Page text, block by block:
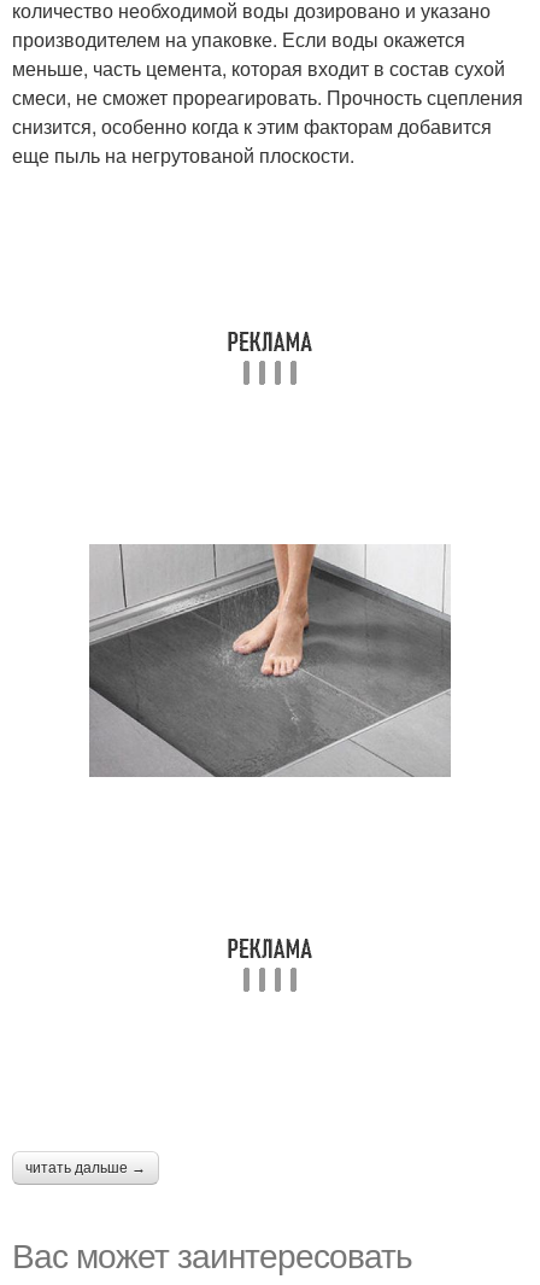
количество необходимой воды дозировано и указано
производителем на упаковке. Если воды окажется
меньше, часть цемента, которая входит в состав сухой
смеси, не сможет прореагировать. Прочность сцепления
снизится, особенно когда к этим факторам добавится
еще пыль на негрутованой плоскости.
читать дальше →
Вас может заинтересовать